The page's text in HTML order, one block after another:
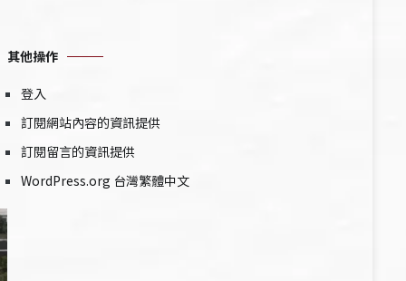
其他操作
登入
訂閱網站內容的資訊提供
訂閱留言的資訊提供
WordPress.org 台灣繁體中文